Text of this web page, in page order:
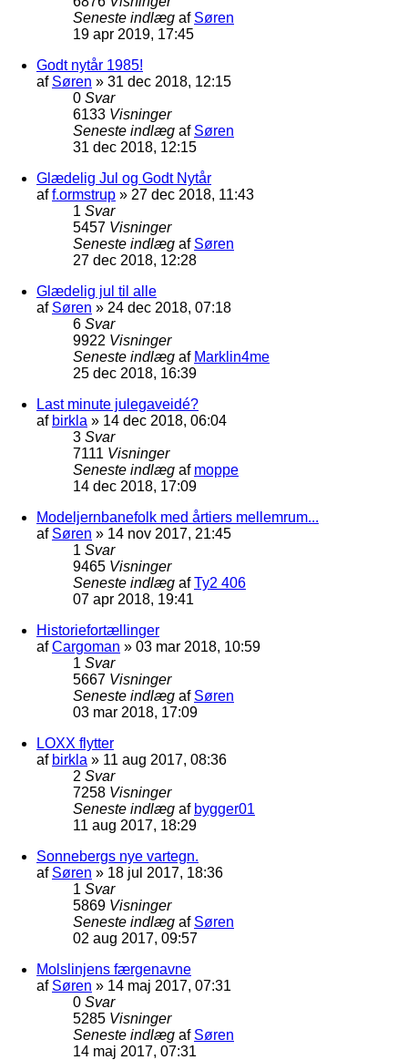
Seneste indlæg af Søren
19 apr 2019, 17:45
Godt nytår 1985!
af Søren » 31 dec 2018, 12:15
0 Svar
6133 Visninger
Seneste indlæg af Søren
31 dec 2018, 12:15
Glædelig Jul og Godt Nytår
aff.ormstrup » 27 dec 2018, 11:43
1 Svar
5457 Visninger
Seneste indlæg af Søren
27 dec 2018, 12:28
Glædelig jul til alle
af Søren » 24 dec 2018, 07:18
6 Svar
9922 Visninger
Seneste indlæg af Marklin4me
25 dec 2018, 16:39
Last minute julegaveidé?
af birkla » 14 dec 2018, 06:04
3 Svar
7111 Visninger
Seneste indlæg af moppe
14 dec 2018, 17:09
Modeljernbanefolk med årtiers mellemrum...
af Søren » 14 nov 2017, 21:45
1 Svar
9465 Visninger
Seneste indlæg afTy2 406
07 apr 2018, 19:41
Historiefortællinger
afCargoman » 03 mar 2018, 10:59
1 Svar
5667 Visninger
Seneste indlæg af Søren
03 mar 2018, 17:09
LOXX flytter
af birkla » 11 aug 2017, 08:36
2 Svar
7258 Visninger
Seneste indlæg af bygger01
11 aug 2017, 18:29
Sonnebergs nye vartegn.
af Søren » 18 jul 2017, 18:36
1 Svar
5869 Visninger
Seneste indlæg af Søren
02 aug 2017, 09:57
Molslinjens færgenavne
af Søren » 14 maj 2017, 07:31
0 Svar
5285 Visninger
Seneste indlæg af Søren
14 maj 2017, 07:31